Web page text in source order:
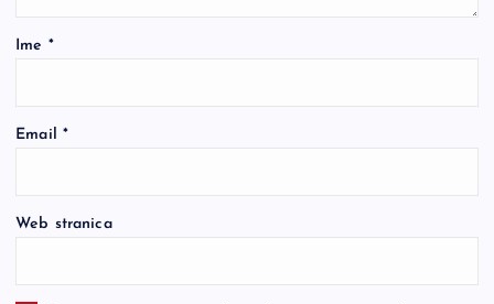
Ime *
Email *
Web stranica